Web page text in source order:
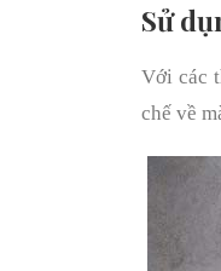
Sử
Với các
chế về